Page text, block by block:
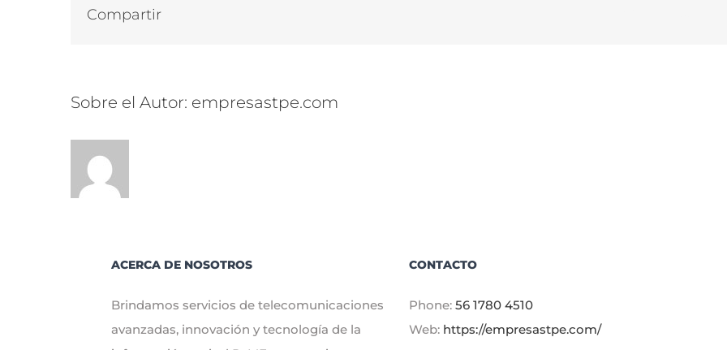
Compartir
Sobre el Autor: empresastpe.com
ACERCA DE NOSOTROS
Brindamos servicios de telecomunicaciones
avanzadas, innovación y tecnología de la
CONTACTO
Phone: 56 1780 4510
Web: https://empresastpe.com/